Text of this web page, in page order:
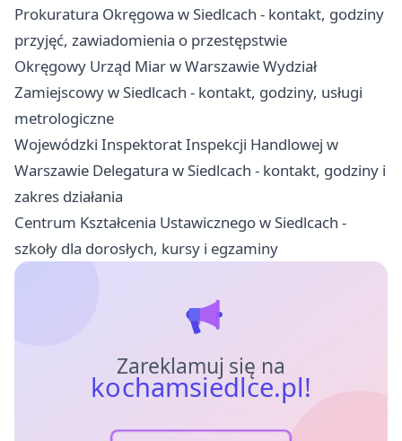
Prokuratura Okręgowa w Siedlcach - kontakt, godziny
przyjęć, zawiadomienia o przestępstwie
Okręgowy Urząd Miar w Warszawie Wydział
Zamiejscowy w Siedlcach - kontakt, godziny, usługi
metrologiczne
Wojewódzki Inspektorat Inspekcji Handlowej w
Warszawie Delegatura w Siedlcach - kontakt, godziny i
zakres działania
Centrum Kształcenia Ustawicznego w Siedlcach -
szkoły dla dorosłych, kursy i egzaminy
Zareklamuj się na
kochamsiedlce.pl!